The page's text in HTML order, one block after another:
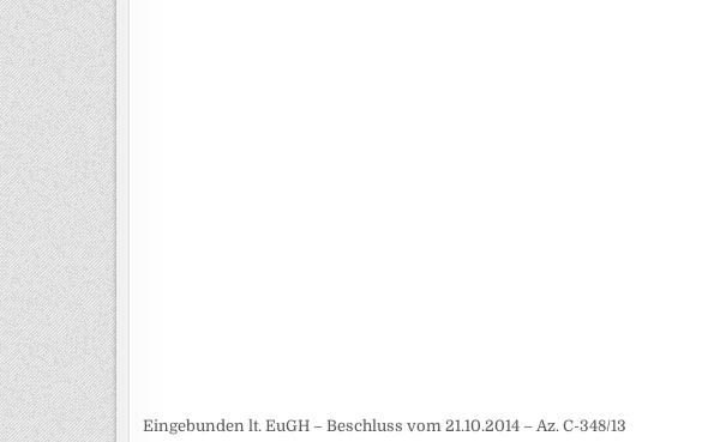
Eingebunden lt. EuGH – Beschluss vom 21.10.2014 – Az. C-348/13